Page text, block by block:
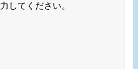
してください。